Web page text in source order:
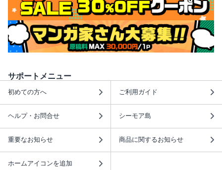
サポートメニュー
初めての方へ ご利用ガイド
ヘルプ・お問合せ シーモア島
重要なお知らせ 商品に関するお知らせ
ホームアイコンを追加